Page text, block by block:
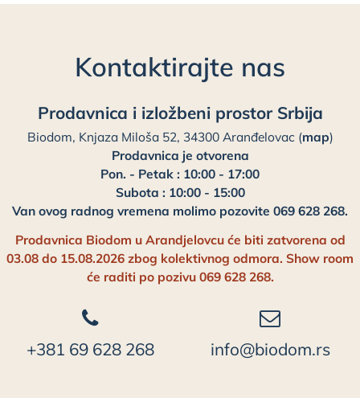
Kontaktirajte nas
Prodavnica i izložbeni prostor Srbija
Biodom, Knjaza Miloša 52, 34300 Aranđelovac (map)
Prodavnica je otvorena
Pon. - Petak : 10:00 - 17:00
Subota : 10:00 - 15:00
Van ovog radnog vremena molimo pozovite 069 628 268.
Prodavnica Biodom u Arandjelovcu će biti zatvorena od
03.08 do 15.08.2026 zbog kolektivnog odmora. Show room
će raditi po pozivu 069 628 268.
+381 69 628 268 info@biodom.rs